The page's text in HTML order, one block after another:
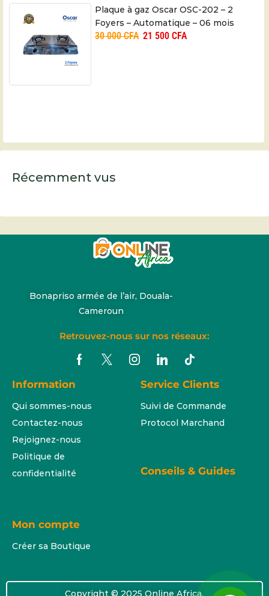
Plaque à gaz Oscar OSC-202 – 2
Foyers – Automatique – 06 mois
30 000CFA 21 500 CFA
Récemment vus
Bonapriso armée de l’air, Douala-
Cameroun
Retrouvez-nous sur nos réseaux:
Information
Qui sommes-nous
Contactez-nous
Rejoignez-nous
Politique de
confidentialité
Service Clients
Suivi de Commande
Protocol Marchand
Conseils & Guides
Mon compte
Créer sa Boutique
Copyright © 2025 Online Africa.